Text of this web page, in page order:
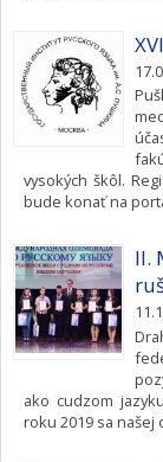
vysokých škôl.
bude konať na
II.
ako cudzom
roku 2019 sa našej